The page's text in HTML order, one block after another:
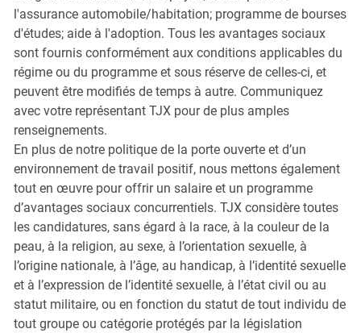
l'assurance automobile/habitation; programme de bourses
d'études; aide à l'adoption. Tous les avantages sociaux
sont fournis conformément aux conditions applicables du
régime ou du programme et sous réserve de celles-ci, et
peuvent être modifiés de temps à autre. Communiquez
avec votre représentant TJX pour de plus amples
renseignements.
En plus de notre politique de la porte ouverte et d’un
environnement de travail positif, nous mettons également
tout en œuvre pour offrir un salaire et un programme
d’avantages sociaux concurrentiels. TJX considère toutes
les candidatures, sans égard à la race, à la couleur de la
peau, à la religion, au sexe, à l’orientation sexuelle, à
l’origine nationale, à l’âge, au handicap, à l’identité sexuelle
et à l’expression de l’identité sexuelle, à l’état civil ou au
statut militaire, ou en fonction du statut de tout individu de
tout groupe ou catégorie protégés par la législation